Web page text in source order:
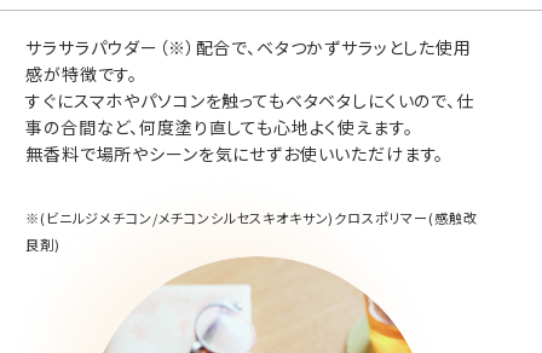
サラサラパウダー（※）配合で、ベタつかずサラッとした使用
感が特徴です。
すぐにスマホやパソコンを触ってもベタベタしにくいので、仕
事の合間など、何度塗り直しても心地よく使えます。
無香料で場所やシーンを気にせずお使いいただけます。
※(ビニルジメチコン/メチコンシルセスキオキサン)クロスポリマー(感触改
良剤)